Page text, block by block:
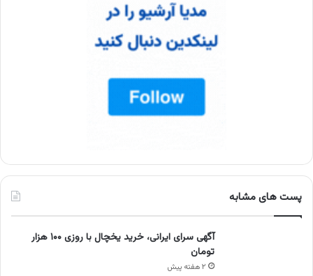
پست های مشابه
آگهی سرای ایرانی، خرید یخچال با روزی ۱۰۰ هزار
تومان
۲ هفته پیش